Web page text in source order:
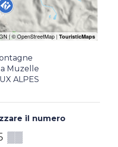
Muzelle
ALPES
il numero
▒▒